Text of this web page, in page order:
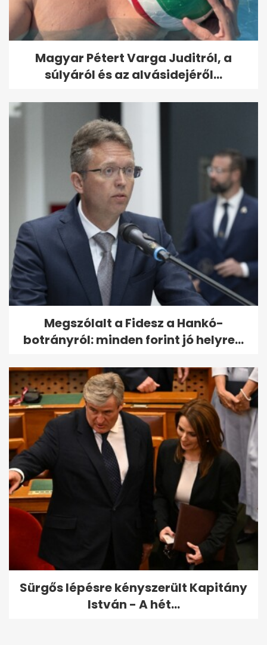
Magyar Pétert Varga Juditról, a
súlyáról és az alvásidejéről...
Megszólalt a Fidesz a Hankó-
botrányról: minden forint jó helyre...
Sürgős lépésre kényszerült Kapitány
István - A hét...